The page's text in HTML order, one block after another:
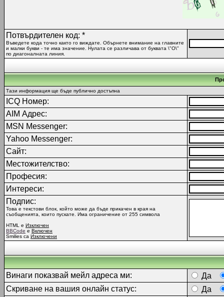
Потвърдителен код: *
Въведете кода точно както го виждате. Обърнете внимание на главните
и малки букви - те има значение. Нулата се различава от буквата \"O\"
по диагоналната линия.
Тази информация ще бъде публично достъпна
ICQ Номер:
AIM Адрес:
MSN Messenger:
Yahoo Messenger:
Сайт:
Местожителство:
Професия:
Интереси:
Подпис:
Това е текстови блок, който може да бъде прикачен в края на
съобщенията, които пускате. Има ограничение от 255 символа
HTML е Изключен
BBCode е Включен
Smilies са Изключени
Винаги показвай мейл адреса ми:
Да
Скриване на вашия онлайн статус:
Да